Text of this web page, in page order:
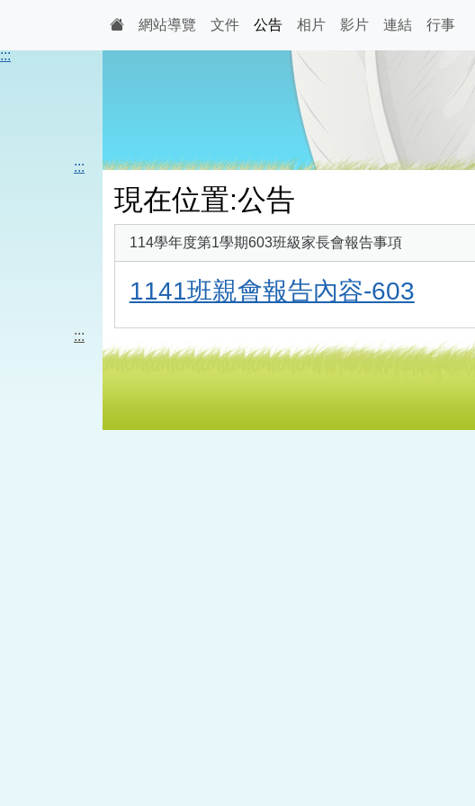
:::
網站導覽 文件 公告 相片 影片 連結 行事
:::
現在位置:公告
114學年度第1學期603班級家長會報告事項
1141班親會報告內容-603
:::